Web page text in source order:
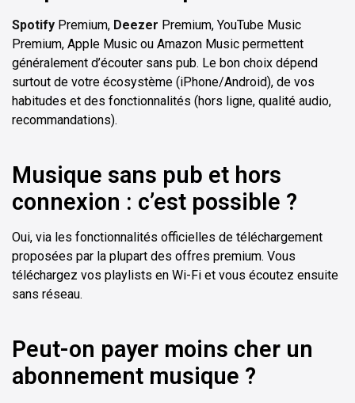
Spotify Premium, Deezer Premium, YouTube Music
Premium, Apple Music ou Amazon Music permettent
généralement d’écouter sans pub. Le bon choix dépend
surtout de votre écosystème (iPhone/Android), de vos
habitudes et des fonctionnalités (hors ligne, qualité audio,
recommandations).
Musique sans pub et hors
connexion : c’est possible ?
Oui, via les fonctionnalités officielles de téléchargement
proposées par la plupart des offres premium. Vous
téléchargez vos playlists en Wi-Fi et vous écoutez ensuite
sans réseau.
Peut-on payer moins cher un
abonnement musique ?